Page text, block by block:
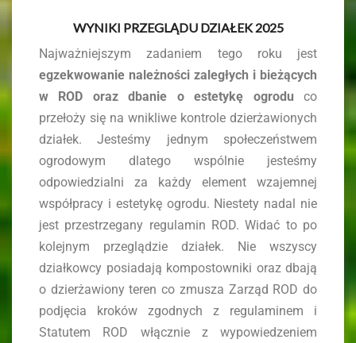
WYNIKI PRZEGLĄDU DZIAŁEK 2025
Najważniejszym zadaniem tego roku jest
egzekwowanie należności zaległych i bieżących
w ROD oraz dbanie o estetykę ogrodu co
przełoży się na wnikliwe kontrole dzierżawionych
działek. Jesteśmy jednym społeczeństwem
ogrodowym dlatego wspólnie jesteśmy
odpowiedzialni za każdy element wzajemnej
współpracy i estetykę ogrodu. Niestety nadal nie
jest przestrzegany regulamin ROD. Widać to po
kolejnym przeglądzie działek. Nie wszyscy
działkowcy posiadają kompostowniki oraz dbają
o dzierżawiony teren co zmusza Zarząd ROD do
podjęcia kroków zgodnych z regulaminem i
Statutem ROD włącznie z wypowiedzeniem